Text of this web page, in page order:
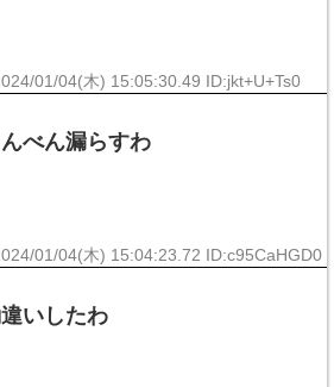
01/04(木) 15:05:30.49 ID:jkt+U+Ts0
べん漏らすわ
01/04(木) 15:04:23.72 ID:c95CaHGD0
いしたわ